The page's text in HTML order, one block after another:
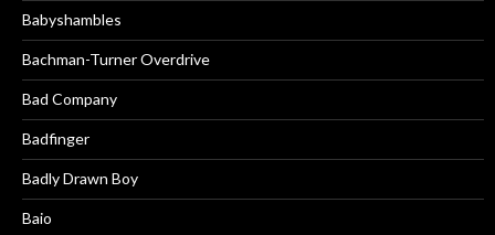
Babyshambles
Bachman-Turner Overdrive
Bad Company
Badfinger
Badly Drawn Boy
Baio